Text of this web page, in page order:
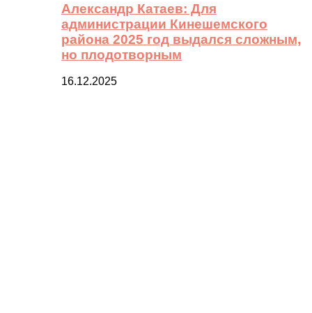
Александр Катаев: Для
администрации Кинешемского
района 2025 год выдался сложным,
но плодотворным
16.12.2025